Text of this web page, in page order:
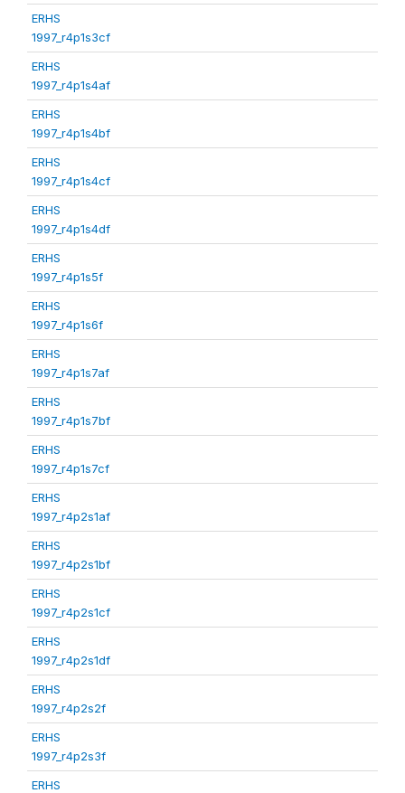
ERHS
1997_r4p1s3cf
ERHS
1997_r4p1s4af
ERHS
1997_r4p1s4bf
ERHS
1997_r4p1s4cf
ERHS
1997_r4p1s4df
ERHS
1997_r4p1s5f
ERHS
1997_r4p1s6f
ERHS
1997_r4p1s7af
ERHS
1997_r4p1s7bf
ERHS
1997_r4p1s7cf
ERHS
1997_r4p2s1af
ERHS
1997_r4p2s1bf
ERHS
1997_r4p2s1cf
ERHS
1997_r4p2s1df
ERHS
1997_r4p2s2f
ERHS
1997_r4p2s3f
ERHS